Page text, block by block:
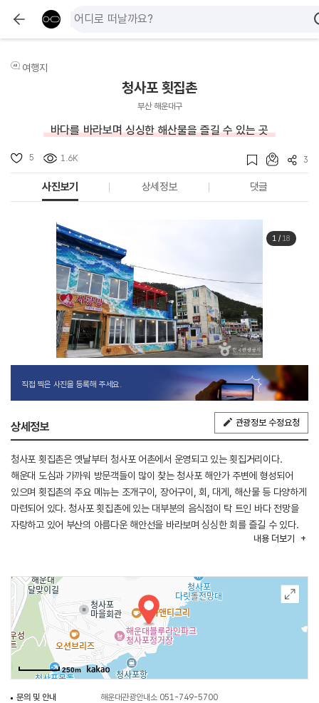
여행지
청사포 횟집촌
부산 해운대구
바다를 바라보며 싱싱한 해산물을 즐길 수 있는 곳
5 1.6K 3
사진보기 상세정보 댓글
1/ 18
직접 찍은 사진을 등록해 주세요.
상세정보 관광정보 수정요청
청사포 횟집촌은 옛날부터 청사포 어촌에서 운영되고 있는 횟집거리이다.
해운대 도심과 가까워 방문객들이 많이 찾는 청사포 해안가 주변에 형성되어
있으며 횟집촌의 주요 메뉴는 조개구이, 장어구이, 회, 대게, 해산물 등 다양하게
마련되어 있다. 청사포 횟집촌에 있는 대부분의 음식점이 탁 트인 바다 전망을
자랑하고 있어 부산의 아름다운 해안선을 바라보며 싱싱한 회를 즐길 수 있다.
내용 더보기
250m
문의 및 안내
해운대관광안내소 051-749-5700